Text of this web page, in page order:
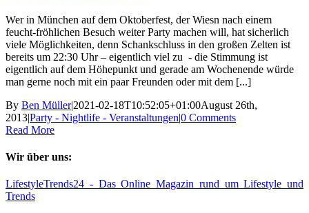
Wer in München auf dem Oktoberfest, der Wiesn nach einem
feucht-fröhlichen Besuch weiter Party machen will, hat sicherlich
viele Möglichkeiten, denn Schankschluss in den großen Zelten ist
bereits um 22:30 Uhr – eigentlich viel zu - die Stimmung ist
eigentlich auf dem Höhepunkt und gerade am Wochenende würde
man gerne noch mit ein paar Freunden oder mit dem [...]
By Ben Müller|2021-02-18T10:52:05+01:00August 26th,
2013|Party - Nightlife - Veranstaltungen|0 Comments
Read More
Wir über uns:
LifestyleTrends24 - Das Online Magazin rund um Lifestyle und
Trends